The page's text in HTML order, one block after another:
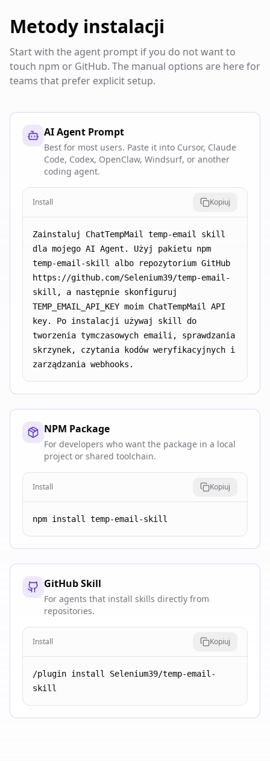
Metody instalacji
Start with the agent prompt if you do not want to
touch npm or GitHub. The manual options are here for
teams that prefer explicit setup.
AI Agent Prompt
Best for most users. Paste it into Cursor, Claude
Code, Codex, OpenClaw, Windsurf, or another
coding agent.
Install Kopiuj
Zainstaluj ChatTempMail temp-email skill
dla mojego AI Agent. Użyj pakietu npm
temp-email-skill albo repozytorium GitHub
https://github.com/Selenium39/temp-email-
skill, a następnie skonfiguruj
TEMP_EMAIL_API_KEY moim ChatTempMail API
key. Po instalacji używaj skill do
tworzenia tymczasowych emaili, sprawdzania
skrzynek, czytania kodów weryfikacyjnych i
zarządzania webhooks.
NPM Package
For developers who want the package in a local
project or shared toolchain.
Install Kopiuj
npm install temp-email-skill
GitHub Skill
For agents that install skills directly from
repositories.
Install Kopiuj
/plugin install Selenium39/temp-email-
skill